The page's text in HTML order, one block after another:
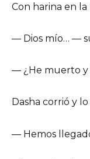
Con harina en
— Dios mío… —
— ¿He muerto y
Dasha corrió y
— Hemos